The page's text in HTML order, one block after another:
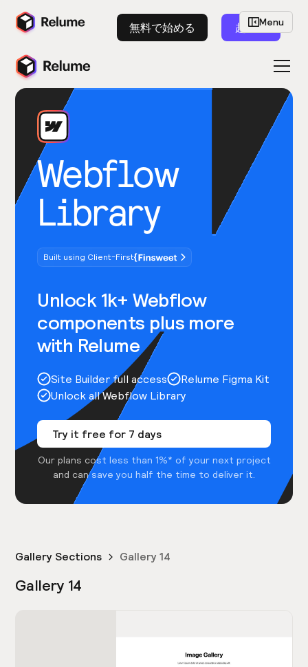
無料で始める 起動
Webflow
Library
Built using Client-First
Unlock 1k+ Webflow
components plus more
with Relume
Site Builder full access
Relume Figma Kit
Unlock all Webflow Library
Try it free for 7 days
Our plans cost less than 1%* of your next project
and can save you half the time to deliver it.
Menu
Gallery Sections Gallery 14
Gallery 14